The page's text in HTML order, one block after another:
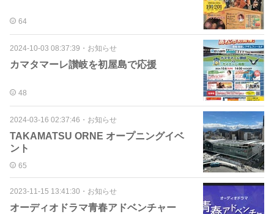
64
2024-10-03 08:37:39 ・ お知らせ
カマタマーレ讃岐を初屋島で応援
48
2024-03-16 02:37:46 ・ お知らせ
TAKAMATSU ORNE オープニングイベ
ント
65
2023-11-15 13:41:30 ・ お知らせ
オーディオドラマ青春アドベンチャー